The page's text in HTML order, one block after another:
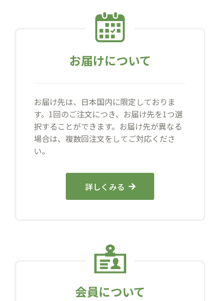
お届けについて
お届け先は、日本国内に限定しておりま
す。1回のご注文につき、お届け先を1つ選
択することができます。お届け先が異なる
場合は、複数回注文をしてご対応くださ
い。
詳しくみる
会員について